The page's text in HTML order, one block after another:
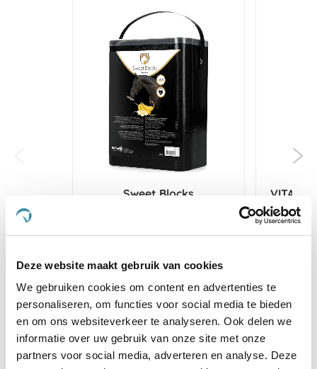
Deze website maakt gebruik van cookies
We gebruiken cookies om content en advertenties te
personaliseren, om functies voor social media te bieden
en om ons websiteverkeer te analyseren. Ook delen we
informatie over uw gebruik van onze site met onze
partners voor social media, adverteren en analyse. Deze
Sweet Blocks
€ 16,95 € 16,10
Voeg toe aan winkeltas
€
4.6